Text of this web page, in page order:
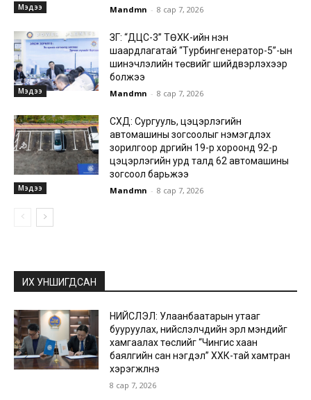
Мэдээ Mandmn - 8 сар 7, 2026
Мэдээ
ЗГ: “ДЦС-3” ТӨХК-ийн нэн
шаардлагатай “Турбингенератор-5”-ын
шинэчлэлийн төсвийг шийдвэрлэхээр
болжээ
Mandmn - 8 сар 7, 2026
Мэдээ
СХД: Сургууль, цэцэрлэгийн
автомашины зогсоолыг нэмэгдүүлэх
зорилгоор дүүргийн 19-р хороонд 92-р
цэцэрлэгийн урд талд 62 автомашины
зогсоол барьжээ
Mandmn - 8 сар 7, 2026
ИХ УНШИГДСАН
НИЙСЛЭЛ: Улаанбаатарын утааг
бууруулах, нийслэлчүүдийн эрүүл мэндийг
хамгаалах төслийг “Чингис хаан
баялгийн сан нэгдэл” ХХК-тай хамтран
хэрэгжүүлнэ
8 сар 7, 2026